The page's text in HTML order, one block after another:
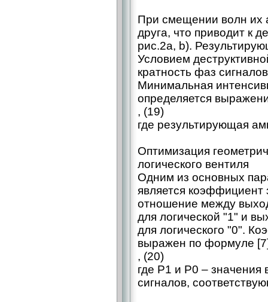
При смещении волн их
друга, что приводит к
рис.2а, b).
Условием
кратность фаз
Минимальная
определяется
, (19)
где результирующая
Оптимизация
логического вентиля
Одним из основных
является
отношение между
для логической "1" и
для логического "0".
выражен по формуле
, (20)
где P1 и P0 – значения
сигналов,